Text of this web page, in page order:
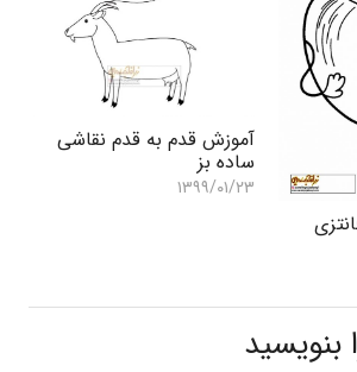
آموزش قدم به قدم نقاشی
ساده بز
۱۳۹۹/۰۱/۲۳
بنویسید